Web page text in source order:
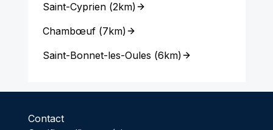
Saint-Cyprien(2km)
Chambœuf(7km)
Saint-Bonnet-les-Oules (6km)
Contact